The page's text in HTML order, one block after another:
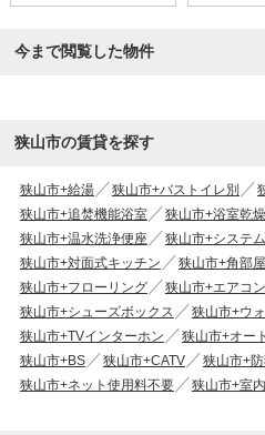
今まで閲覧した物件
狭山市の賃貸を探す
狭山市+給湯 狭山市+バストイレ別
狭山市+追焚機能浴室
狭山市+浴室乾
狭山市+温水洗浄便座
狭山市+システ
狭山市+対面式キッチン
狭山市+角部屋
狭山市+フローリング
狭山市+エアコン
狭山市+シューズボックス
狭山市+ウ
狭山市+TVインターホン
狭山市+オー
狭山市+BS
狭山市+CATV
狭山市+
狭山市+ネット使用料不要
狭山市+室